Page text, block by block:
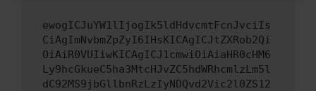
ewogICJuYW1lIjogIk5ldHdvcmtFcnJvciIs
CiAgImNvbmZpZyI6IHsKICAgICJtZXRob2Qi
OiAiR0VUIiwKICAgICJ1cmwiOiAiaHR0cHM6
Ly9hcGkueC5ha3MtcHJvZC5hdWRhcmlzLm5l
dC92MS9jbGllbnRzLzIyNDQvd2Vic2l0ZS12